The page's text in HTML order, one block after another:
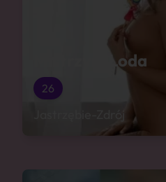
Mistrzyni Loda
26